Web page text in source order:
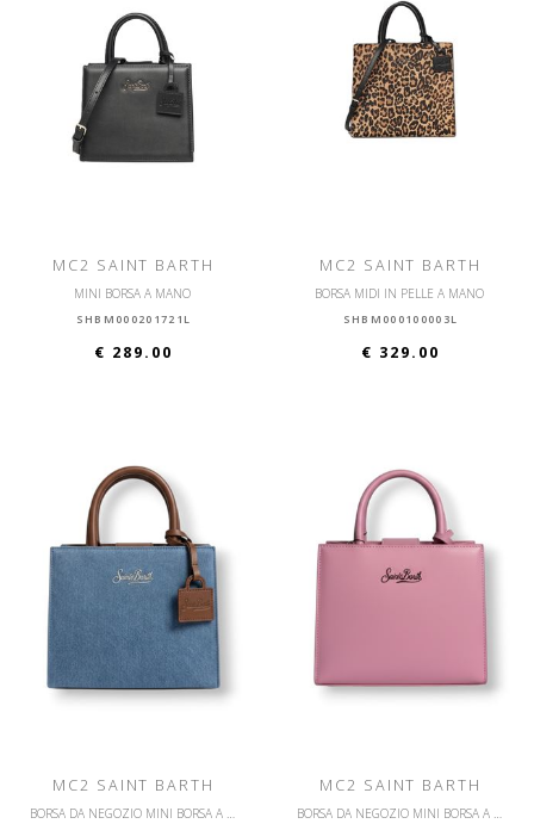
MC2 SAINT BARTH
MINI BORSA A MANO
SHBM000201721L
€ 289.00
MC2 SAINT BARTH
BORSA MIDI IN PELLE A MANO
SHBM000100003L
€ 329.00
MC2 SAINT BARTH
BORSA DA NEGOZIO MINI BORSA A MANO
MC2 SAINT BARTH
BORSA DA NEGOZIO MINI BORSA A MANO